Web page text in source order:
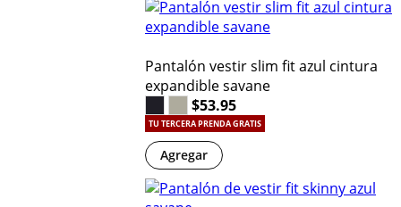
Pantalón vestir slim fit azul cintura
expandible savane
$53.95
TU TERCERA PRENDA GRATIS
Agregar